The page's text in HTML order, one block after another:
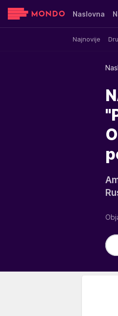
Naslovna
Najnovije
Sensa